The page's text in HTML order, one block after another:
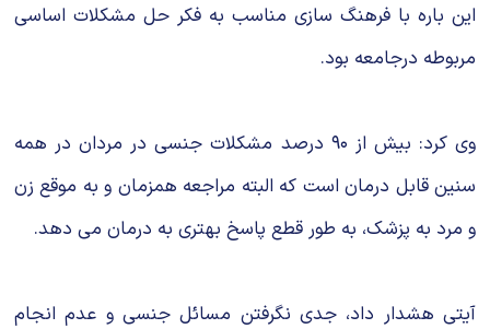
این باره با فرهنگ سازی مناسب به فکر حل مشکلات اساسی
مربوطه درجامعه بود.
وی کرد: بیش از ۹۰ درصد مشکلات جنسی در مردان در همه
سنین قابل درمان است که البته مراجعه همزمان و به موقع زن
و مرد به پزشک، به طور قطع پاسخ بهتری به درمان می دهد.
آیتی هشدار داد، جدی نگرفتن مسائل جنسی و عدم انجام